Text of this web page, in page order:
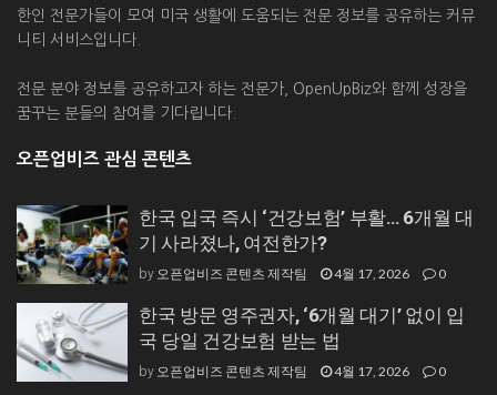
한인 전문가들이 모여 미국 생활에 도움되는 전문 정보를 공유하는 커뮤
니티 서비스입니다.
전문 분야 정보를 공유하고자 하는 전문가, OpenUpBiz와 함께 성장을
꿈꾸는 분들의 참여를 기다립니다.
오픈업비즈 관심 콘텐츠
한국 입국 즉시 ‘건강보험’ 부활… 6개월 대
기 사라졌나, 여전한가?
by 오픈업비즈 콘텐츠 제작팀 4월 17, 2026 0
한국 방문 영주권자, ‘6개월 대기’ 없이 입
국 당일 건강보험 받는 법
by 오픈업비즈 콘텐츠 제작팀 4월 17, 2026 0